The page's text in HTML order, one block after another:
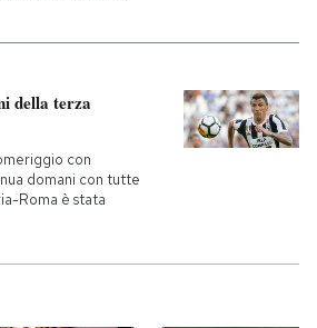
della terza
con
domani con tutte
Roma è stata